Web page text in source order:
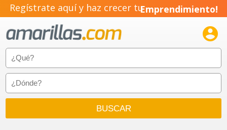
Regístrate aquí y haz crecer tuEmprendimiento!
